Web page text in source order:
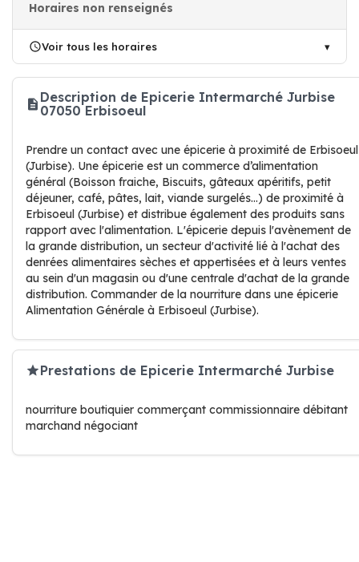
Horaires non renseignés
Voir tous les horaires
Description de Epicerie Intermarché Jurbise
07050 Erbisoeul
Prendre un contact avec une épicerie à proximité de Erbisoeul
(Jurbise). Une épicerie est un commerce d’alimentation
général (Boisson fraiche, Biscuits, gâteaux apéritifs, petit
déjeuner, café, pâtes, lait, viande surgelés…) de proximité à
Erbisoeul (Jurbise) et distribue également des produits sans
rapport avec l'alimentation. L'épicerie depuis l'avènement de
la grande distribution, un secteur d'activité lié à l'achat des
denrées alimentaires sèches et appertisées et à leurs ventes
au sein d'un magasin ou d'une centrale d'achat de la grande
distribution. Commander de la nourriture dans une épicerie
Alimentation Générale à Erbisoeul (Jurbise).
Prestations de Epicerie Intermarché Jurbise
nourriture boutiquier commerçant commissionnaire débitant
marchand négociant